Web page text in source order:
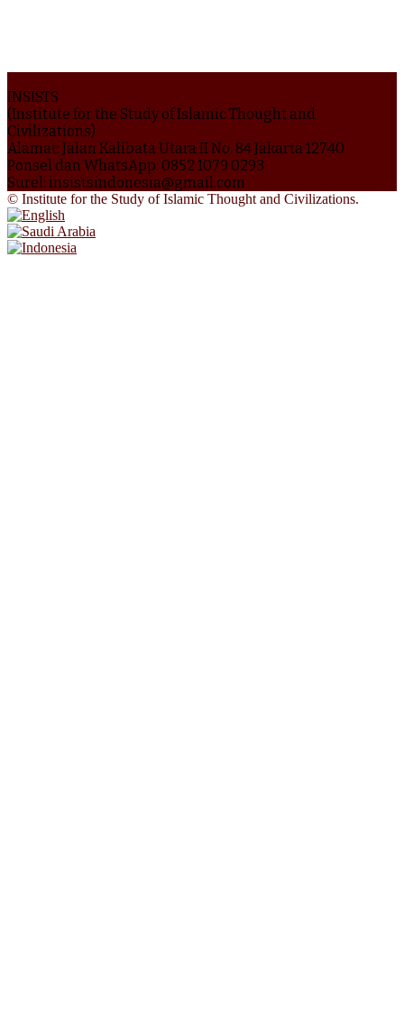
INSISTS
(Institute for the Study of Islamic Thought and
Civilizations)
Alamat: Jalan Kalibata Utara II No. 84 Jakarta 12740
Ponsel dan WhatsApp: 0852 1079 0293
Surel: insistsindonesia@gmail.com
© Institute for the Study of Islamic Thought and Civilizations.